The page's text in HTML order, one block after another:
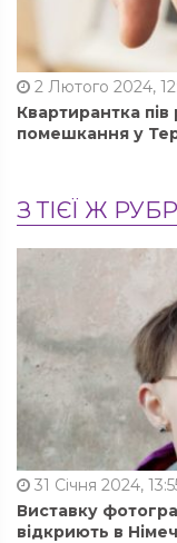
2 Лютого 2024,
Квартирантка
помешкання у
З ТІЄЇ Ж
31 Січня 2024,
Виставку
відкриють в